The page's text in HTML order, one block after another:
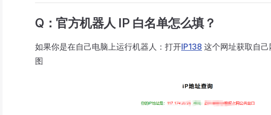
Q：官方机器人 IP 白名单怎么填？
如果你是在自己电脑上运行机器人：打开IP138 这个网址获取自
图